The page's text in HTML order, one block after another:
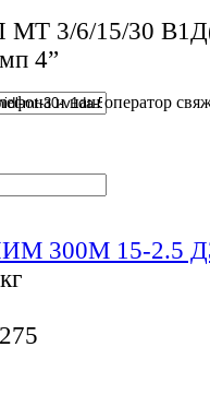
МТ 3/6/15/30
4”
и наш оператор
300М 15-2.5